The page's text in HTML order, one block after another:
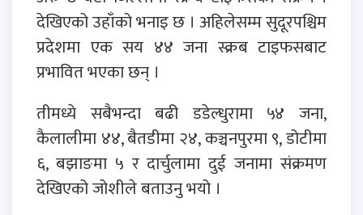
देखिएको उहाँको भनाइ छ । अहिलेसम्म सुदूरपश्चिम
प्रदेशमा एक सय ४४ जना स्क्रब टाइफसबाट
प्रभावित भएका छन् ।
तीमध्ये सबैभन्दा बढी डडेल्धुरामा ५४ जना,
कैलालीमा ४४, बैतडीमा २४, कञ्चनपुरमा ९, डोटीमा
६, बझाङमा ५ र दार्चुलामा दुई जनामा संक्रमण
देखिएको जोशीले बताउनु भयो ।